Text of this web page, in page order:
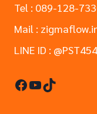
Tel : 089-128-
Mail :
LINE ID :
Facebook
YouTube
TikTok